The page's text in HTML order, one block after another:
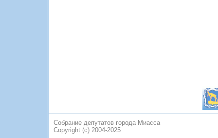
Собрание депутатов города Миасса
Copyright (c) 2004-2025